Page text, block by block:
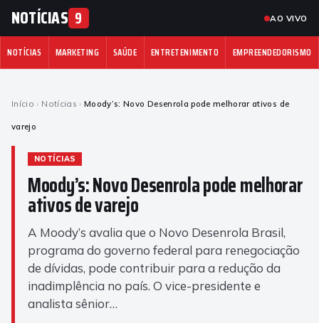
NOTÍCIAS 9 AO VIVO
NOTÍCIAS MARKETING SAÚDE ENTRETENIMENTO EMPREENDEDORISMO
Início › Notícias › Moody’s: Novo Desenrola pode melhorar ativos de
varejo
NOTÍCIAS
Moody’s: Novo Desenrola pode melhorar
ativos de varejo
A Moody’s avalia que o Novo Desenrola Brasil,
programa do governo federal para renegociação
de dívidas, pode contribuir para a redução da
inadimplência no país. O vice-presidente e
analista sênior…